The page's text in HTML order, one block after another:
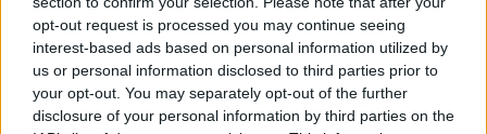
opt-out request is processed you may continue seeing
interest-based ads based on personal information utilized by
us or personal information disclosed to third parties prior to
your opt-out. You may separately opt-out of the further
disclosure of your personal information by third parties on the
Impresszumban: